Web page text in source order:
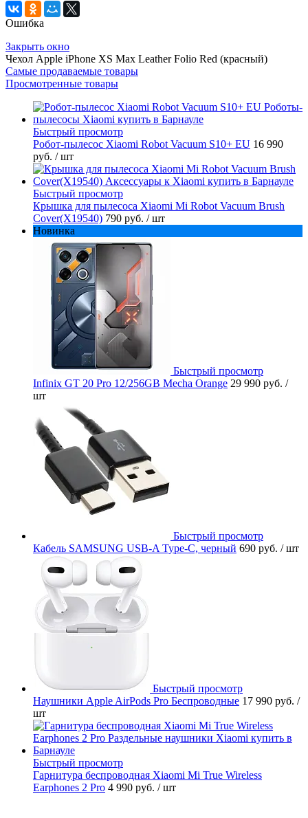
Ошибка
Закрыть окно
Чехол Apple iPhone XS Max Leather Folio Red (красный)
Самые продаваемые товары
Просмотренные товары
Быстрый просмотр
Робот-пылесос Xiaomi Robot Vacuum S10+ EU 16 990
руб. / шт
Быстрый просмотр
Крышка для пылесоса Xiaomi Mi Robot Vacuum Brush
Cover(X19540) 790 руб. / шт
Новинка
Быстрый просмотр
Infinix GT 20 Pro 12/256GB Mecha Orange 29 990 руб. /
шт
Быстрый просмотр
Кабель SAMSUNG USB-A Type-C, черный 690 руб. / шт
Быстрый просмотр
Наушники Apple AirPods Pro Беспроводные 17 990 руб. /
шт
Быстрый просмотр
Гарнитура беспроводная Xiaomi Mi True Wireless
Earphones 2 Pro 4 990 руб. / шт